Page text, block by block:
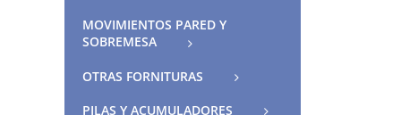
MOVIMIENTOS PARED Y
SOBREMESA
OTRAS FORNITURAS
PILAS Y ACUMULADORES